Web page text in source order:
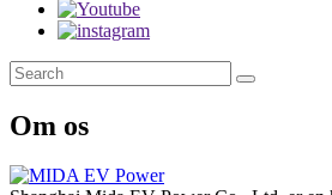
Om os